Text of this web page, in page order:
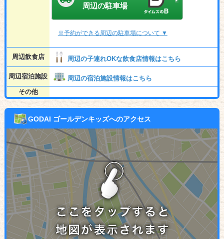
周辺の駐車場
※予約ができる周辺の駐車場について ▼
周辺飲食店 周辺の子連れOKな飲食店情報はこちら
周辺宿泊施設
周辺の宿泊施設情報はこちら
その他
GODAI ゴールデンキッズへのアクセス